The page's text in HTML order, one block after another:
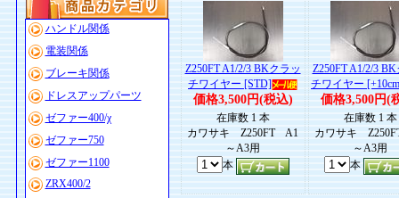
ハンドル関係
電装関係
ブレーキ関係
ドレスアップパーツ
ゼファー400/χ
ゼファー750
ゼファー1100
ZRX400/2
Z250FT A1/2/3 BKクラッ
チワイヤー [STD]
価格3,500円(税込)
在庫数 1 本
カワサキ Z250FT A1
～A3用
本
Z250FT A1/2/3
チワイヤー
価格3,500円(
在庫数 1 本
カワサキ
～A3用
本